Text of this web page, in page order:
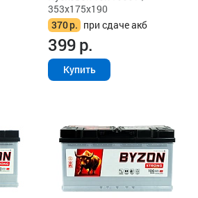
353x175x190
370р. при сдаче акб
399р.
Купить